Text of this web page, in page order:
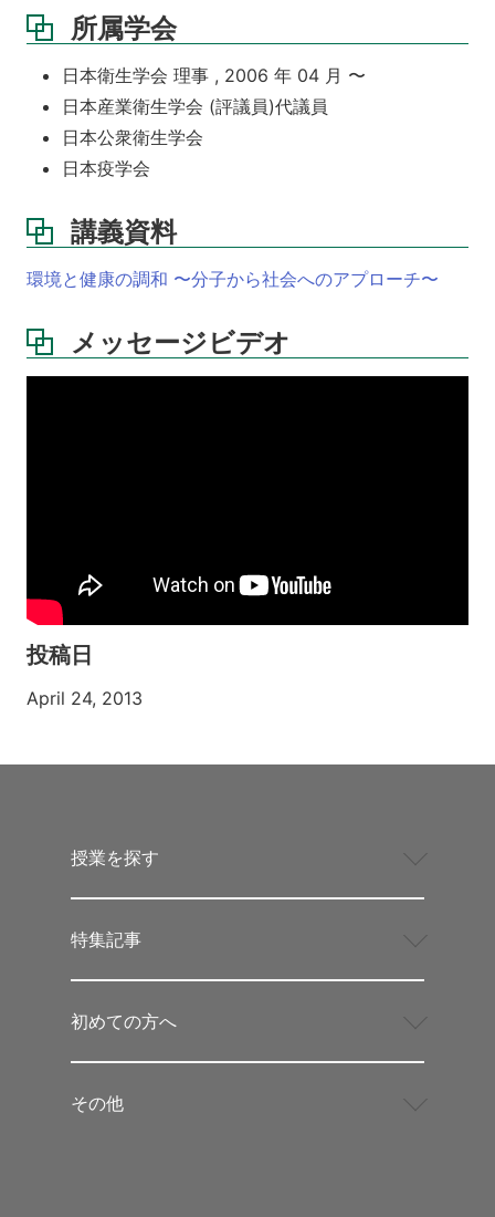
所属学会
日本衛生学会 理事 , 2006 年 04 月 〜
日本産業衛生学会 (評議員)代議員
日本公衆衛生学会
日本疫学会
講義資料
環境と健康の調和 〜分子から社会へのアプローチ〜
メッセージビデオ
投稿日
April 24, 2013
授業を探す
特集記事
初めての方へ
その他